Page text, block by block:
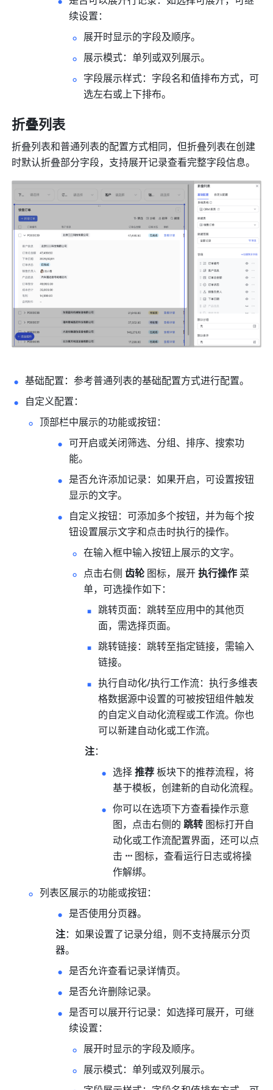
续设置：
展开时显示的字段及顺序。
展示模式：单列或双列展示。
字段展示样式：字段名和值排布方式，可
选左右或上下排布。
折叠列表
折叠列表和普通列表的配置方式相同，但折叠列表在创建
时默认折叠部分字段，支持展开记录查看完整字段信息。
基础配置：参考普通列表的基础配置方式进行配置。
自定义配置：
顶部栏中展示的功能或按钮：
可开启或关闭筛选、分组、排序、搜索功
能。
是否允许添加记录：如果开启，可设置按钮
显示的文字。
自定义按钮：可添加多个按钮，并为每个按
钮设置展示文字和点击时执行的操作。
在输入框中输入按钮上展示的文字。
点击右侧 齿轮 图标，展开 执行操作 菜
单，可选操作如下：
跳转页面：跳转至应用中的其他页
面，需选择页面。
跳转链接：跳转至指定链接，需输入
链接。
执行自动化/执行工作流：执行多维表
格数据源中设置的可被按钮组件触发
的自定义自动化流程或工作流。你也
可以新建自动化或工作流。
注：
选择 推荐 板块下的推荐流程，将
基于模板，创建新的自动化流程。
你可以在选项下方查看操作示意
图，点击右侧的 跳转 图标打开自
动化或工作流配置界面，还可以点
击 ··· 图标，查看运行日志或将操
作解绑。
列表区展示的功能或按钮：
是否使用分页器。
注：如果设置了记录分组，则不支持展示分页
器。
是否允许查看记录详情页。
是否允许删除记录。
是否可以展开行记录：如选择可展开，可继
续设置：
展开时显示的字段及顺序。
展示模式：单列或双列展示。